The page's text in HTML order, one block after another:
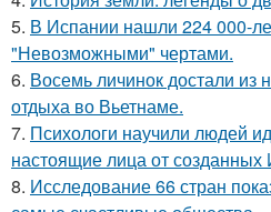
5. В Испании нашли 224 000-
"Невозможными" чертами.
6. Восемь личинок достали из
отдыха во Вьетнаме.
7. Психологи научили людей
настоящие лица от
8. Исследование 66 стран